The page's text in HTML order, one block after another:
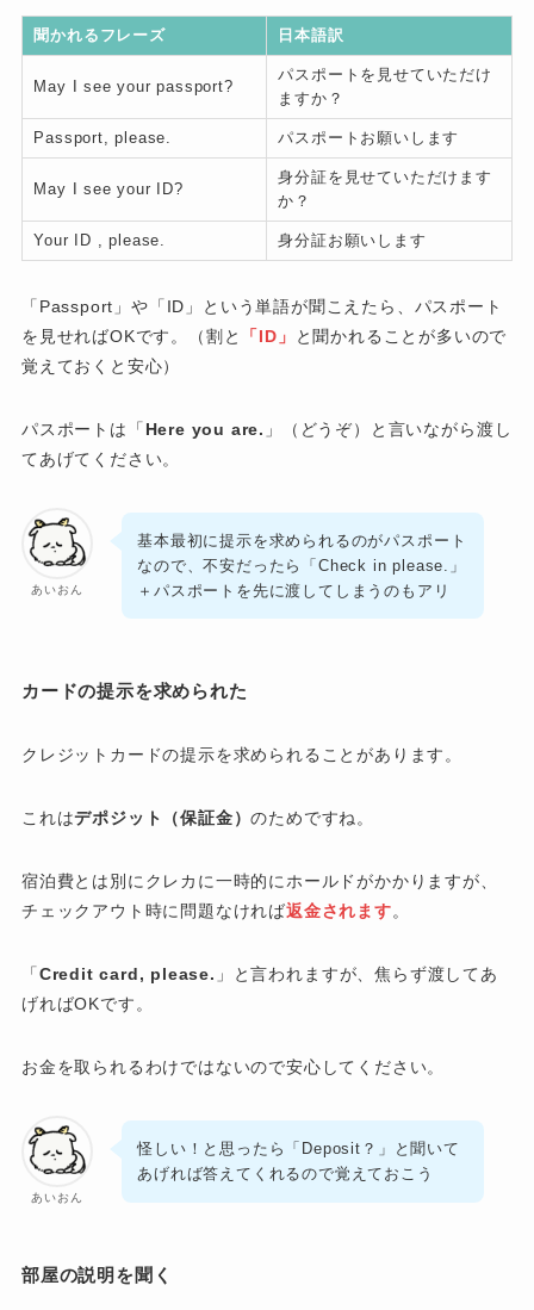
聞かれるフレーズ 日本語訳
May I see your passport?
パスポートを見せていただけ
ますか？
Passport, please. パスポートお願いします
May I see your ID?
身分証を見せていただけます
か？
Your ID , please. 身分証お願いします
「Passport」や「ID」という単語が聞こえたら、パスポート
を見せればOKです。（割と
「ID」
と聞かれることが多いので
覚えておくと安心）
パスポートは「Here you are. 」（どうぞ）と言いながら渡し
てあげてください。
あいおん
基本最初に提示を求められるのがパスポート
なので、不安だったら「Check in please.」
＋パスポートを先に渡してしまうのもアリ
カードの提示を求められた
クレジットカードの提示を求められることがあります。
これはデポジット（保証金）のためですね。
宿泊費とは別にクレカに一時的にホールドがかかりますが、
チェックアウト時に問題なければ返金されます。
「Credit card, please. 」と言われますが、焦らず渡してあ
げればOKです。
お金を取られるわけではないので安心してください。
あいおん
怪しい！と思ったら「Deposit？」と聞いて
あげれば答えてくれるので覚えておこう
部屋の説明を聞く